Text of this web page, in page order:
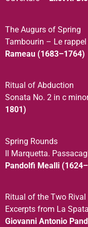
The Augurs of Spring
Tambourin – Le
Rameau (1683–1764)
Ritual of Abduction
Sonata No. 2 in c
1801)
Spring Rounds
Il Marquetta.
Pandolfi Mealli
Ritual of the Two Rival
Excerpts from La
Giovanni Antonio